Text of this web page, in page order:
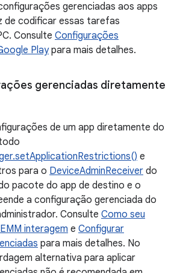
gerenciadas aos apps
de codificar essas tarefas
Consulte Configurações
Playpara mais detalhes.
gerenciadas diretamente
de um app diretamente do
e
para o DeviceAdminReceiver do
pacote do app de destino e o
a configuração gerenciada do
Consulte Como seu
interagem e Configurar
para mais detalhes. No
alternativa para aplicar